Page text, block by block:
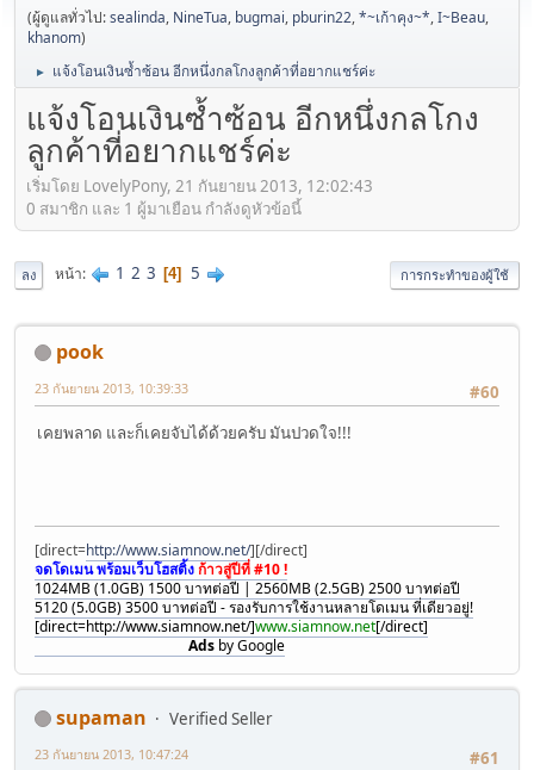
(ผู้ดูแลทั่วไป:sealinda, NineTua, bugmai, pburin22,*~เก้าคุง~*,I~Beau,
khanom)
► แจ้งโอนเงินซ้ำซ้อน อีกหนึ่งกลโกงลูกค้าที่อยากแชร์ค่ะ
แจ้งโอนเงินซ้ำซ้อน อีกหนึ่งกลโกง
ลูกค้าที่อยากแชร์ค่ะ
เริ่มโดย LovelyPony, 21 กันยายน 2013, 12:02:43
0 สมาชิก และ 1 ผู้มาเยือน กำลังดูหัวข้อนี้
ลง หน้า 1 2 3 4 5 การกระทำของผู้ใช้
pook
#60
23 กันยายน 2013, 10:39:33
เคยพลาด และก็เคยจับได้ด้วยครับ มันปวดใจ!!!
[direct=http://www.siamnow.net/][/direct]
จดโดเมน พร้อมเว็บโฮสติ้งก้าวสู่ปีที่ #10 !
1024MB (1.0GB) 1500 บาทต่อปี | 2560MB (2.5GB) 2500 บาทต่อปี
5120 (5.0GB) 3500 บาทต่อปี - รองรับการใช้งานหลายโดเมน ที่เดียวอยู่!
[direct=http://www.siamnow.net/]www.siamnow.net[/direct]
Ads by Google
supaman
Verified Seller
#61
23 กันยายน 2013, 10:47:24